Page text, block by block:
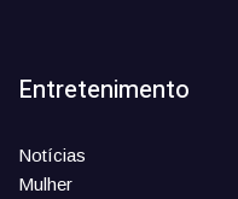
Entretenimento
Notícias
Mulher